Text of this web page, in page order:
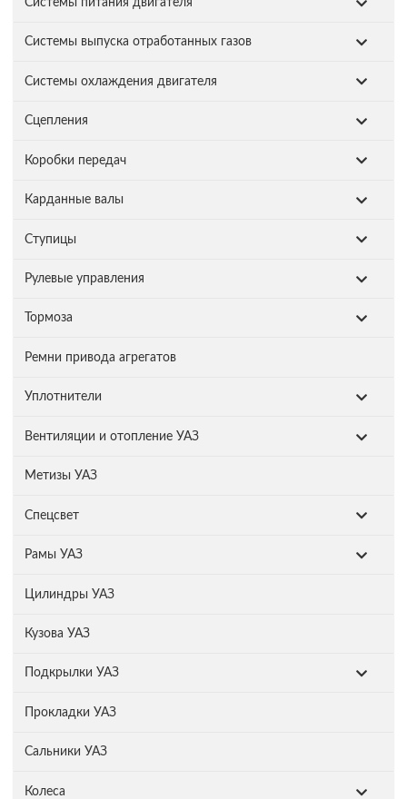
Системы выпуска отработанных газов
Системы охлаждения двигателя
Сцепления
Коробки передач
Карданные валы
Ступицы
Рулевые управления
Тормоза
Ремни привода агрегатов
Уплотнители
Вентиляции и отопление УАЗ
Метизы УАЗ
Спецсвет
Рамы УАЗ
Цилиндры УАЗ
Кузова УАЗ
Подкрылки УАЗ
Прокладки УАЗ
Сальники УАЗ
Колеса